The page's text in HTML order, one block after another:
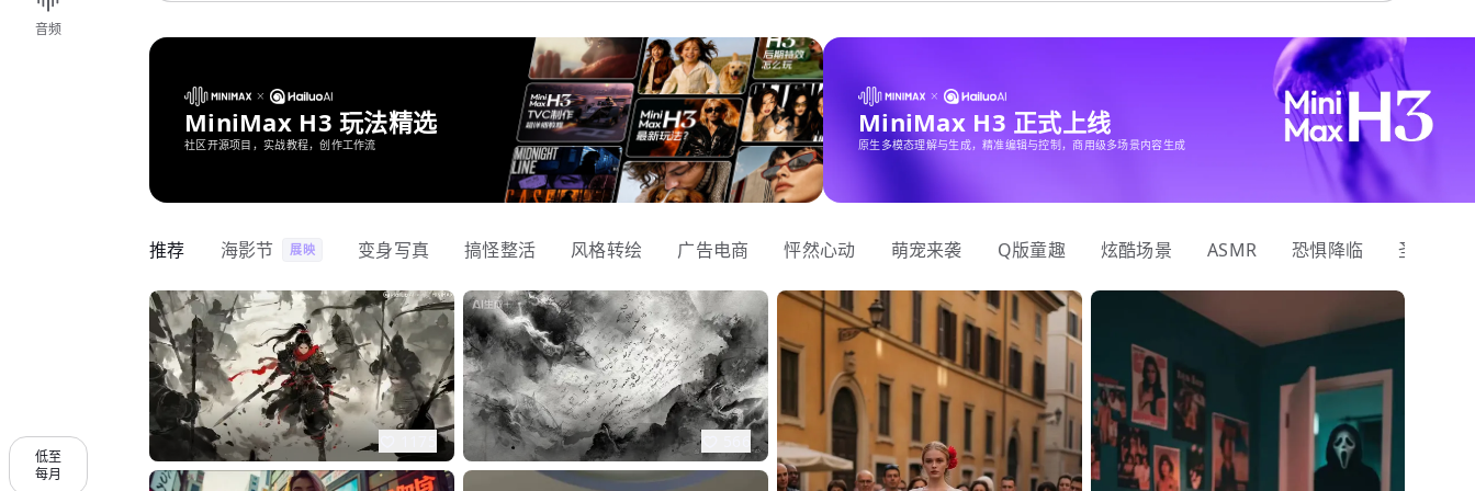
音频
低至
每月
MiniMax H3 玩法精选
社区开源项目，实战教程，创作工作流
MiniMax H3 正式上线
原生多模态理解与生成，精准编辑与控制，商用级多场景内容生成
推荐 海影节 展映 变身写真 搞怪整活 风格转绘 广告电商 怦然心动 萌宠来袭 Q版童趣 炫酷场景 ASMR 恐惧降临 圣诞狂欢